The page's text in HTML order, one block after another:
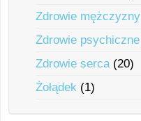
Zdrowie mężczyzny
Zdrowie psychiczne
Zdrowie serca(20)
Żołądek (1)